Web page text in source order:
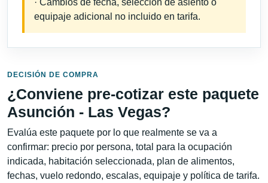
· Cambios de fecha, selección de asiento o
equipaje adicional no incluido en tarifa.
DECISIÓN DE COMPRA
¿Conviene pre-cotizar este paquete
Asunción - Las Vegas?
Evalúa este paquete por lo que realmente se va a
confirmar: precio por persona, total para la ocupación
indicada, habitación seleccionada, plan de alimentos,
fechas, vuelo redondo, escalas, equipaje y política de tarifa.